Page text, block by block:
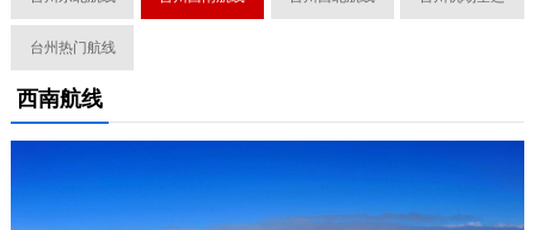
台州热门航线
西南航线